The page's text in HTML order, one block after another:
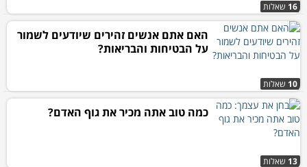
16 שאלות
10 שאלות
האם אתם אנשים זהירים שיודעים לשמור
על הבטיחות והבריאות?
13 שאלות
כמה טוב אתה מכיר את גוף האדם?